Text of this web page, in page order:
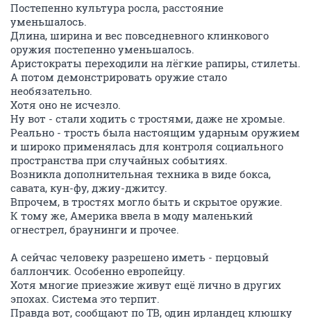
Постепенно культура росла, расстояние
уменьшалось.
Длина, ширина и вес повседневного клинкового
оружия постепенно уменьшалось.
Аристократы переходили на лёгкие рапиры, стилеты.
А потом демонстрировать оружие стало
необязательно.
Хотя оно не исчезло.
Ну вот - стали ходить с тростями, даже не хромые.
Реально - трость была настоящим ударным оружием
и широко применялась для контроля социального
пространства при случайных событиях.
Возникла дополнительная техника в виде бокса,
савата, кун-фу, джиу-джитсу.
Впрочем, в тростях могло быть и скрытое оружие.
К тому же, Америка ввела в моду маленький
огнестрел, браунинги и прочее.
А сейчас человеку разрешено иметь - перцовый
баллончик. Особенно европейцу.
Хотя многие приезжие живут ещё лично в других
эпохах. Система это терпит.
Правда вот, сообщают по ТВ, один ирландец клюшку